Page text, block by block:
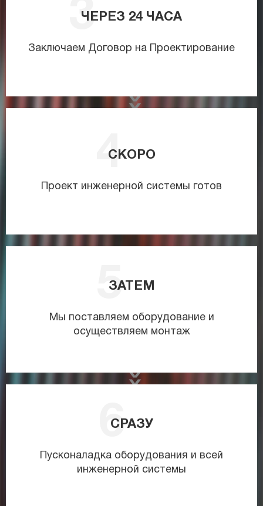
ЧЕРЕЗ 24 ЧАСА
Заключаем Договор на Проектирование
СКОРО
Проект инженерной системы готов
ЗАТЕМ
Мы поставляем оборудование и
осуществляем монтаж
СРАЗУ
Пусконаладка оборудования и всей
инженерной системы